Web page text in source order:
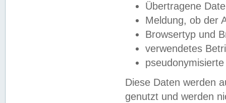
Übertragene
Meldung, ob der
Browsertyp und
verwendetes
Diese Daten werden
genutzt und werden